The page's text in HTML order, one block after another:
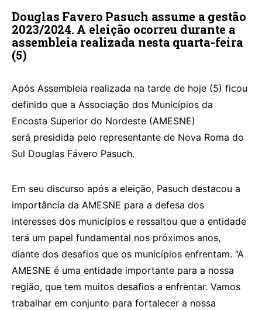
Douglas Favero Pasuch assume a gestão
2023/2024. A eleição ocorreu durante a
assembleia realizada nesta quarta-feira
(5)
Após Assembleia realizada na tarde de hoje (5) ficou
definido que a Associação dos Municípios da
Encosta Superior do Nordeste (AMESNE)
será presidida pelo representante de Nova Roma do
Sul Douglas Fávero Pasuch.
Em seu discurso após a eleição, Pasuch destacou a
importância da AMESNE para a defesa dos
interesses dos municípios e ressaltou que a entidade
terá um papel fundamental nos próximos anos,
diante dos desafios que os municípios enfrentam. “A
AMESNE é uma entidade importante para a nossa
região, que tem muitos desafios a enfrentar. Vamos
trabalhar em conjunto para fortalecer a nossa